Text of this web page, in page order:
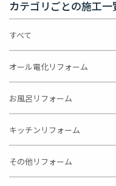
カテゴリごとの施工一
すべて
オール電化リフォーム
お風呂リフォーム
キッチンリフォーム
その他リフォーム